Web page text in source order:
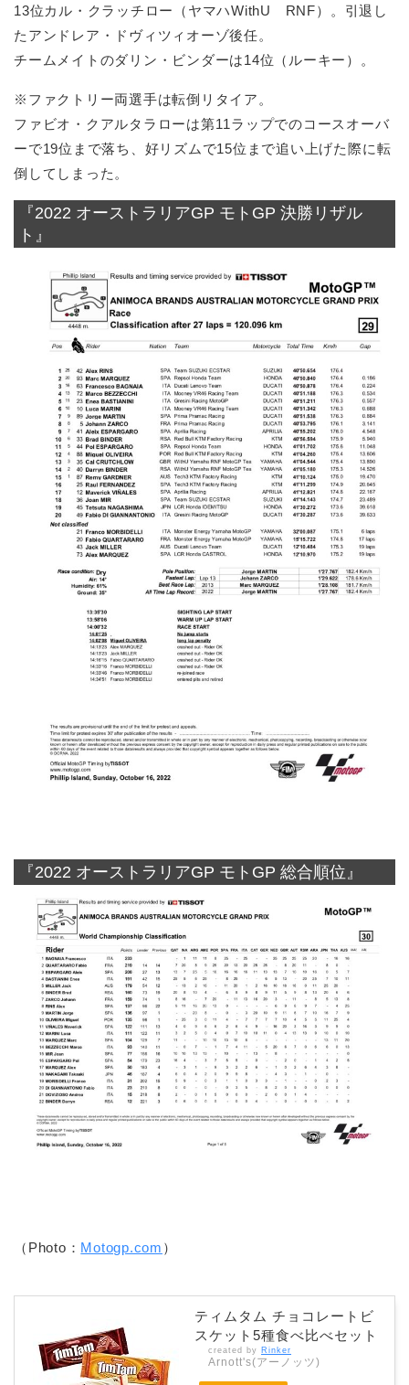
13位カル・クラッチロー（ヤマハWithU RNF）。引退し
たアンドレア・ドヴィツィオーゾ後任。
チームメイトのダリン・ビンダーは14位（ルーキー）。
※ファクトリー両選手は転倒リタイア。
ファビオ・クアルタラローは第11ラップでのコースオーバ
ーで19位まで落ち、好リズムで15位まで追い上げた際に転
倒してしまった。
『2022 オーストラリアGP モトGP 決勝リザル
ト』
『2022 オーストラリアGP モトGP 総合順位』
（Photo： Motogp.com ）
ティムタム チョコレートビ
スケット5種食べ比べセット
created by Rinker
Arnott's(アーノッツ)